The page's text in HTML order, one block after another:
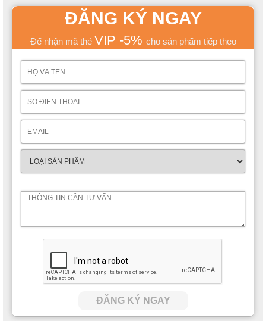
ĐĂNG KÝ NGAY
Để nhận mã thẻ VIP -5% cho sản phẩm tiếp theo
ĐĂNG KÝ NGAY